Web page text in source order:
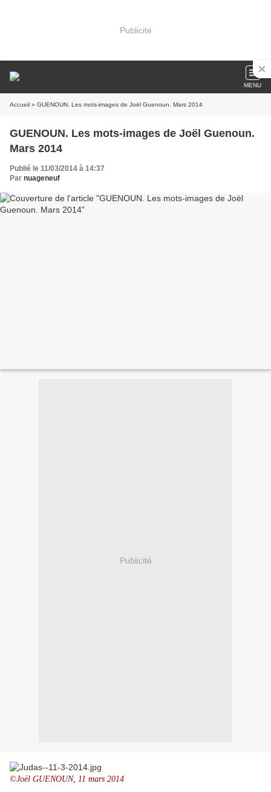
Publicité
MENU
Accueil » GUENOUN. Les mots-images de Joël Guenoun. Mars 2014
GUENOUN. Les mots-images de Joël Guenoun.
Mars 2014
Publié le 11/03/2014 à 14:37
Par nuageneuf
Publicité
©Joël GUENOUN, 11 mars 2014